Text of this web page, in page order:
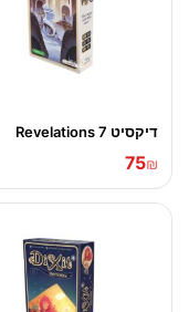
דיקסיט 7 Revelations
₪
75